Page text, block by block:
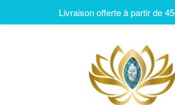
Livraison offerte à partir de